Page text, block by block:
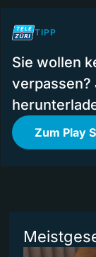
TIPP
Sie wollen
verpassen?
Zum Play